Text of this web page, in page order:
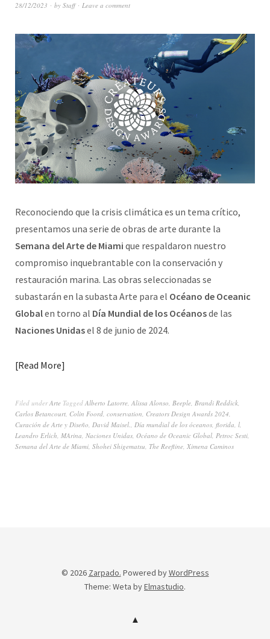
28/12/2023 by Staff Leave a comment
Reconociendo que la crisis climática es un tema crítico,
presentamos una serie de obras de arte durante la
Semana del Arte de Miami que respaldaron nuestro
compromiso inquebrantable con la conservación y
restauración marina. Las obras seleccionadas se
subastarán en la subasta Arte para el Océano de Oceanic
Globalen torno al Día Mundial de los Océanosde las
Naciones Unidasel 8 de junio de 2024.
Read More
Filed underArte Tagged Alberto Latorre, Alissa Alonso, Beeple, Brandi Reddick,
Carlos Betancourt, Colin Foord, conservation, Creators Design Awards 2024,
Curación de Arte y Diseño, David Maisel., Día mundial de los óceanos, florida, l,
Leandro Erlich, MArina, Naciones Unidas, Océano de Oceanic Global, Petroc Sesti,
Semana del Arte de Miami, Shohei Shigematsu, The Reefline, Ximena Caminos
© 2026 Zarpado. Powered byWordPress
Theme: Weta byElmastudio.